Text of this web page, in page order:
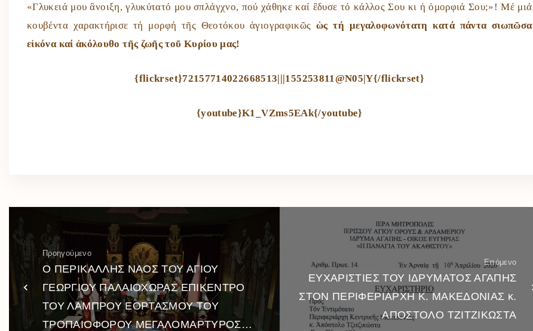
«Γλυκειά μου ἂνοιξη, γλυκύτατό μου σπλάγχνο, πού χάθηκε καί ἒδυσε τό κάλλος Σου κι ἡ ὀμορφιά Σου;»! Μέ μιά
κουβέντα χαρακτήρισε τή μορφή τῆς Θεοτόκου ἁγιογραφικῶςὡς τή μεγαλοφωνότατη κατά πάντα σιωπῶσα
εἰκόνα καί ἀκόλουθο τῆς ζωῆς τοῦ Κυρίου μας!
{flickrset}72157714022668513|||155253811@N05|Y{/flickrset}
{youtube}K1_VZms5EAk{/youtube}
Προηγούμενο
Ο ΠΕΡΙΚΑΛΛΗΣ ΝΑΟΣ ΤΟΥ ΑΓΙΟΥ
ΓΕΩΡΓΙΟΥ ΠΑΛΑΙΟΧΩΡΑΣ ΕΠΙΚΕΝΤΡΟ
ΤΟΥ ΛΑΜΠΡΟΥ ΕΟΡΤΑΣΜΟΥ ΤΟΥ
ΤΡΟΠΑΙΟΦΟΡΟΥ ΜΕΓΑΛΟΜΑΡΤΥΡΟΣ…
Επόμενο
ΕΥΧΑΡΙΣΤΙΕΣ ΤΟΥ ΙΔΡΥΜΑΤΟΣ ΑΓΑΠΗΣ
ΣΤΟΝ ΠΕΡΙΦΕΡΙΑΡΧΗ Κ. ΜΑΚΕΔΟΝΙΑΣ κ.
ΑΠΟΣΤΟΛΟ ΤΖΙΤΖΙΚΩΣΤΑ